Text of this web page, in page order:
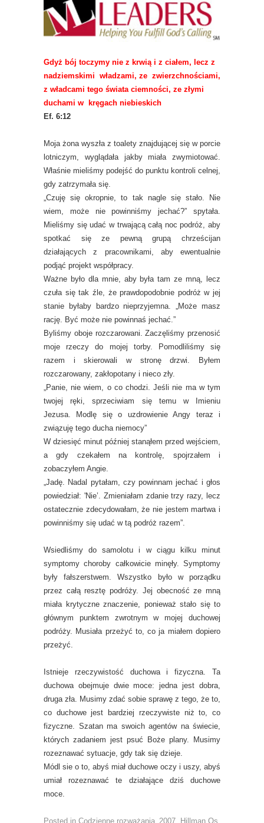
Gdyż bój toczymy nie z krwią i z ciałem, lecz z
nadziemskimi władzami, ze zwierzchnościami,
z władcami tego świata ciemności, ze złymi
duchami w kręgach niebieskich
Ef. 6:12
Moja żona wyszła z toalety znajdującej się w porcie
lotniczym, wyglądała jakby miała zwymiotować.
Właśnie mieliśmy podejść do punktu kontroli celnej,
gdy zatrzymała się.
„Czuję się okropnie, to tak nagle się stało. Nie
wiem, może nie powinniśmy jechać?” spytała.
Mieliśmy się udać w trwającą całą noc podróż, aby
spotkać się ze pewną grupą chrześcijan
działających z pracownikami, aby ewentualnie
podjąć projekt współpracy.
Ważne było dla mnie, aby była tam ze mną, lecz
czuła się tak źle, że prawdopodobnie podróż w jej
stanie byłaby bardzo nieprzyjemna.
„Może masz
rację. Być może nie powinnaś jechać.”
Byliśmy oboje rozczarowani. Zaczęliśmy przenosić
moje rzeczy do mojej torby. Pomodliliśmy się
razem i skierowali w stronę drzwi. Byłem
rozczarowany, zakłopotany i nieco zły.
„Panie, nie wiem, o co chodzi. Jeśli nie ma w tym
twojej ręki, sprzeciwiam się temu w Imieniu
Jezusa. Modlę się o uzdrowienie Angy teraz i
związuję tego ducha niemocy”
W dziesięć minut później stanąłem przed wejściem,
a gdy czekałem na kontrolę, spojrzałem i
zobaczyłem Angie.
„Jadę. Nadal pytałam, czy powinnam jechać i głos
powiedział: 'Nie’. Zmieniałam zdanie trzy razy, lecz
ostatecznie zdecydowałam, że nie jestem martwa i
powinniśmy się udać w tą podróż razem”.
Wsiedliśmy do samolotu i w ciągu kilku minut
symptomy choroby całkowicie minęły. Symptomy
były fałszerstwem. Wszystko było w porządku
przez całą resztę podróży. Jej obecność ze mną
miała krytyczne znaczenie, ponieważ stało się to
głównym punktem zwrotnym w mojej duchowej
podróży. Musiała przeżyć to, co ja miałem dopiero
przeżyć.
Istnieje rzeczywistość duchowa i fizyczna. Ta
duchowa obejmuje dwie moce: jedna jest dobra,
druga zła. Musimy zdać sobie sprawę z tego, że to,
co duchowe jest bardziej rzeczywiste niż to, co
fizyczne. Szatan ma swoich agentów na świecie,
których zadaniem jest psuć Boże plany. Musimy
rozeznawać sytuacje, gdy tak się dzieje.
Módl sie o to, abyś miał duchowe oczy i uszy, abyś
umiał rozeznawać te działające dziś duchowe
moce.
Posted in Codzienne rozważania_2007 Hillman Os